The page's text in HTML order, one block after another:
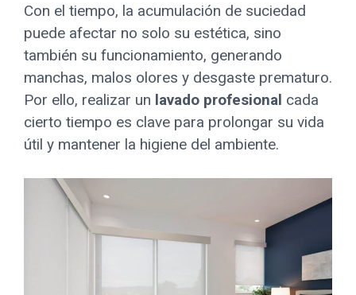
Con el tiempo, la acumulación de suciedad
puede afectar no solo su estética, sino
también su funcionamiento, generando
manchas, malos olores y desgaste prematuro.
Por ello, realizar un lavado profesional cada
cierto tiempo es clave para prolongar su vida
útil y mantener la higiene del ambiente.